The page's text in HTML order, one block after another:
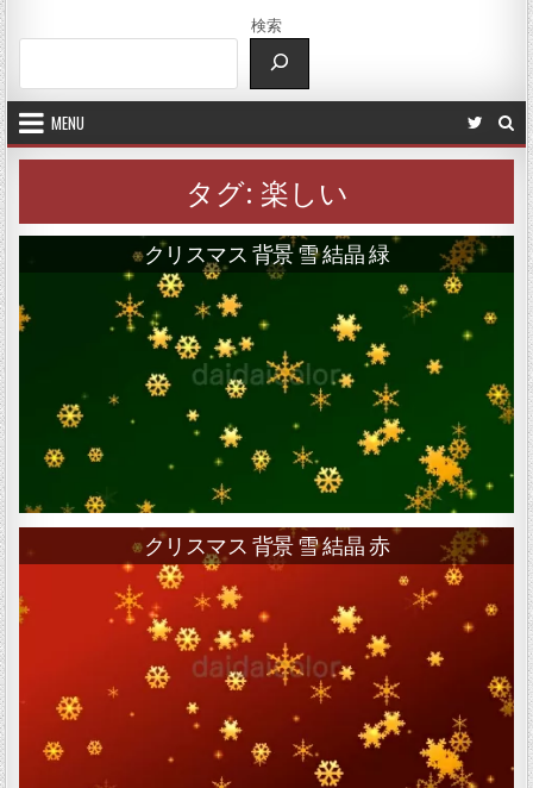
検索
MENU
タグ: 楽しい
クリスマス 背景 雪 結晶 緑
クリスマス 背景 雪 結晶 赤